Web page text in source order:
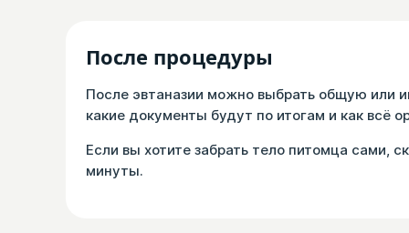
После процедуры
После эвтаназии можно выбрать общую или
какие документы будут по итогам и как всё
Если вы хотите забрать тело питомца сами,
минуты.